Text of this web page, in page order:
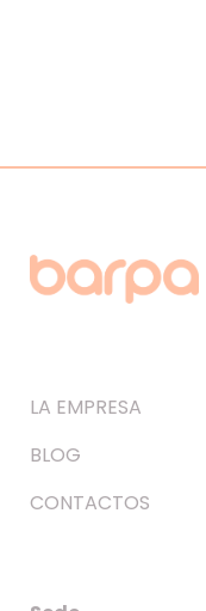
LA EMPRESA
BLOG
CONTACTOS